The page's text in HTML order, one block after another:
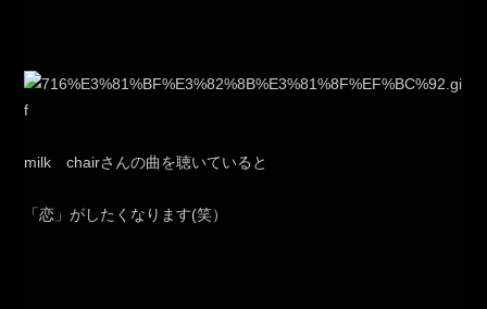
milk chairさんの曲を聴いていると
「恋」がしたくなります(笑）